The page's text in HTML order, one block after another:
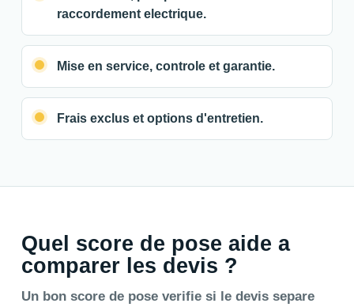
raccordement electrique.
Mise en service, controle et garantie.
Frais exclus et options d'entretien.
Quel score de pose aide a
comparer les devis ?
Un bon score de pose verifie si le devis separe